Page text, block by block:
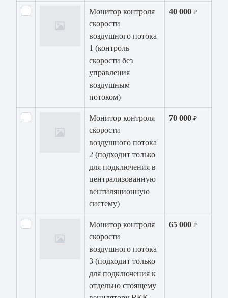
Монитор контроля
скорости
воздушного потока
1 (контроль
скорости без
управления
воздушным
потоком)
40 000 ₽
Монитор контроля
скорости
воздушного потока
2 (подходит только
для подключения в
централизованную
вентиляционную
систему)
70 000 ₽
Монитор контроля
скорости
воздушного потока
3 (подходит только
для подключения к
отдельно стоящему
65 000 ₽